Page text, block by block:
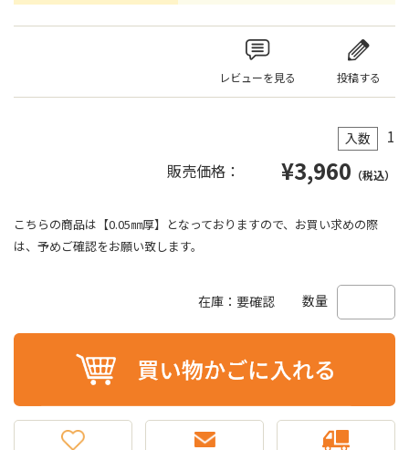
レビューを見る 投稿する
入数
1
販売価格：
¥3,960 （税込）
こちらの商品は【0.05㎜厚】となっておりますので、お買い求めの際
は、予めご確認をお願い致します。
在庫：要確認 数量